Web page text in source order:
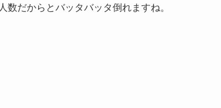
数だからとバッタバッタ倒れますね。